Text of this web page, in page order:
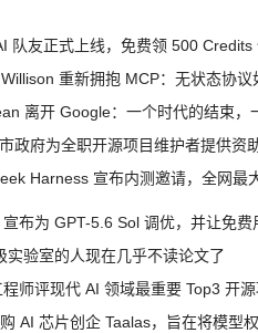
队友正式上线，免费领 500 Credits
重新拥抱 MCP：无状态协议
离开 Google：一个时代的结束，
政府为全职开源项目维护者提供资
Harness 宣布内测邀请，全网最
布为 GPT-5.6 Sol 调优，并让免
实验室的人现在几乎不读论文了
师评现代 AI 领域最重要 Top3 开源
AI 芯片创企 Taalas，旨在将模型